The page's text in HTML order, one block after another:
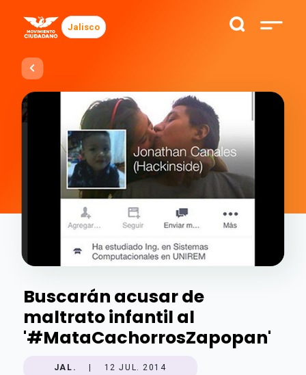
Jalisco
Buscarán acusar de
maltrato infantil al
'#MataCachorrosZapopan'
JAL. 12 JUL. 2014